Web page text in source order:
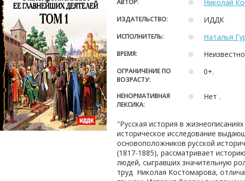
АВТОР: Николай
ИЗДАТЕЛЬСТВО: ИДДК
ИСПОЛНИТЕЛЬ: Наталья
ВРЕМЯ:
ОГРАНИЧЕНИЕ ПО
ВОЗРАСТУ:
0+.
НЕНОРМАТИВНАЯ
ЛЕКСИКА:
Нет .
"Русская история в
историческое исследование
основоположников русской
(1817-1885), рассматривает
людей, сыгравших значительную
труд Николая Костомарова,